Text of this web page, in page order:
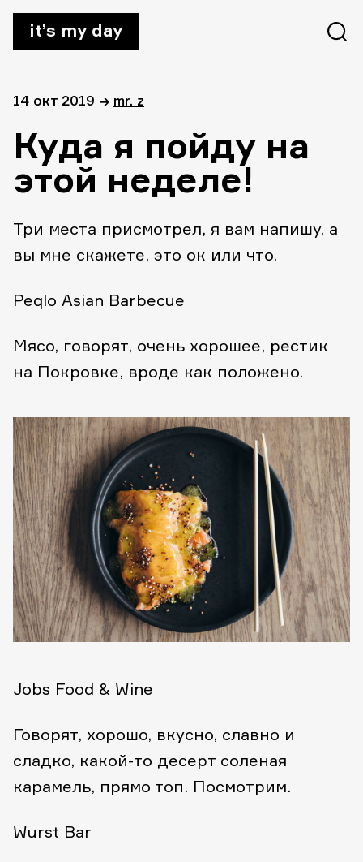
it’s my day
14 окт 2019 → mr. z
Куда я пойду на
этой неделе!
Три места присмотрел, я вам напишу, а
вы мне скажете, это ок или что.
Peqlo Asian Barbecue
Мясо, говорят, очень хорошее, рестик
на Покровке, вроде как положено.
Jobs Food & Wine
Говорят, хорошо, вкусно, славно и
сладко, какой-то десерт соленая
карамель, прямо топ. Посмотрим.
Wurst Bar